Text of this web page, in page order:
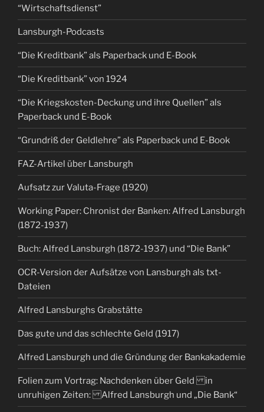
“Wirtschaftsdienst”
Lansburgh-Podcasts
“Die Kreditbank” als Paperback und E-Book
“Die Kreditbank” von 1924
“Die Kriegskosten-Deckung und ihre Quellen” als
Paperback und E-Book
“Grundriß der Geldlehre” als Paperback und E-Book
FAZ-Artikel über Lansburgh
Aufsatz zur Valuta-Frage (1920)
Working Paper: Chronist der Banken: Alfred Lansburgh
(1872-1937)
Buch: Alfred Lansburgh (1872-1937) und “Die Bank”
OCR-Version der Aufsätze von Lansburgh als txt-
Dateien
Alfred Lansburghs Grabstätte
Das gute und das schlechte Geld (1917)
Alfred Lansburgh und die Gründung der Bankakademie
Folien zum Vortrag: Nachdenken über Geld in
unruhigen Zeiten: Alfred Lansburgh und „Die Bank“